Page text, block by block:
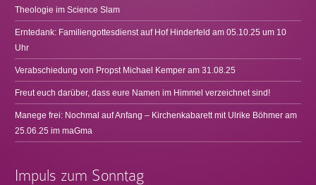
Theologie im Science Slam
Erntedank: Familiengottesdienst auf Hof Hinderfeld am 05.10.25 um 10
Uhr
Verabschiedung von Propst Michael Kemper am 31.08.25
Freut euch darüber, dass eure Namen im Himmel verzeichnet sind!
Manege frei: Nochmal auf Anfang – Kirchenkabarett mit Ulrike Böhmer am
25.06.25 im maGma
Impuls zum Sonntag